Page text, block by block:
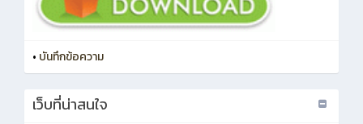
• บันทึกข้อความ
เว็บที่น่าสนใจ